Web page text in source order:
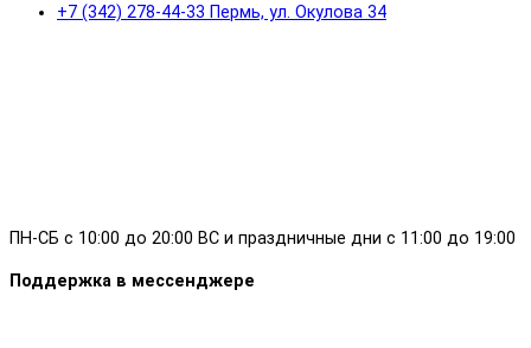
+7 (342) 278-44-33 Пермь, ул. Окулова 34
ПН-СБ с 10:00 до 20:00 ВС и праздничные дни с 11:00 до 19:00
Поддержка в мессенджере